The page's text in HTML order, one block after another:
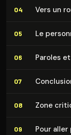
04 Vers un
05 Le
06 Paroles
07
08 Zone
09 Pour aller